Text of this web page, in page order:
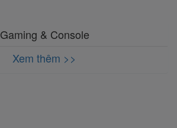
Gaming & Console
Xem thêm >>